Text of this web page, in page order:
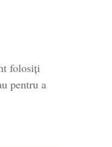
folosiți
pentru a